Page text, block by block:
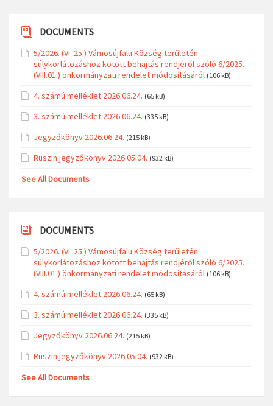
DOCUMENTS
5/2026. (VI. 25.) Vámosújfalu Község területén
súlykorlátozáshoz kötött behajtás rendjéről szóló 6/2025.
(VIII.01.) önkormányzati rendelet módosításáról (106 kB)
4. számú melléklet 2026.06.24. (65 kB)
3. számú melléklet 2026.06.24. (335 kB)
Jegyzőkönyv 2026.06.24. (215 kB)
Ruszin jegyzőkönyv 2026.05.04. (932 kB)
See All Documents
DOCUMENTS
5/2026. (VI. 25.) Vámosújfalu Község területén
súlykorlátozáshoz kötött behajtás rendjéről szóló 6/2025.
(VIII.01.) önkormányzati rendelet módosításáról (106 kB)
4. számú melléklet 2026.06.24. (65 kB)
3. számú melléklet 2026.06.24. (335 kB)
Jegyzőkönyv 2026.06.24. (215 kB)
Ruszin jegyzőkönyv 2026.05.04. (932 kB)
See All Documents